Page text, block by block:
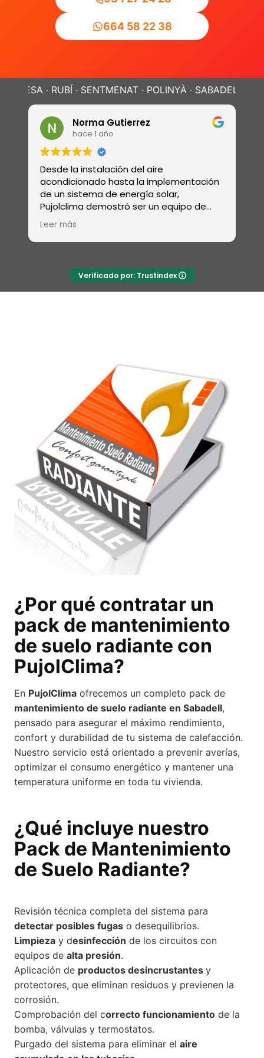
664 58 22 38
RUBÍ · SENTMENAT · POLINYÀ ·SABADELL · TERRASSA
Norma Gutierrez
hace 1 año
la instalación del aire
hasta la implementación
un sistema de energía solar,
demostró ser un equipo de
con una amplia gama de
revisión de
sistema de
Verificado por: Trustindex
¿Por qué contratar un
pack de mantenimiento
de suelo radiante con
PujolClima?
En PujolClima ofrecemos un completo pack de
mantenimiento de suelo radiante en Sabadell,
pensado para asegurar el máximo rendimiento,
confort y durabilidad de tu sistema de calefacción.
Nuestro servicio está orientado a prevenir averías,
optimizar el consumo energético y mantener una
temperatura uniforme en toda tu vivienda.
¿Qué incluye nuestro
Pack de Mantenimiento
de Suelo Radiante?
Revisión técnica completa del sistema para
detectar posibles fugas o desequilibrios.
Limpieza y desinfección de los circuitos con
equipos de alta presión.
Aplicación de productos desincrustantes y
protectores, que eliminan residuos y previenen la
corrosión.
Comprobación del correcto funcionamiento de la
bomba, válvulas y termostatos.
Purgado del sistema para eliminar el aire